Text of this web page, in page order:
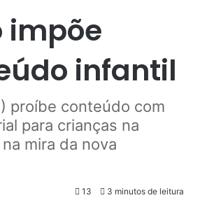
impõe
infantil
proíbe conteúdo com
para crianças na
mira da nova
13 3 minutos de leitura